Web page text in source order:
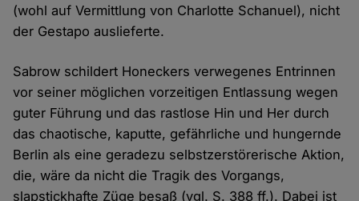
(wohl auf Vermittlung von Charlotte Schanuel), nicht
der Gestapo auslieferte.
Sabrow schildert Honeckers verwegenes Entrinnen
vor seiner möglichen vorzeitigen Entlassung wegen
guter Führung und das rastlose Hin und Her durch
das chaotische, kaputte, gefährliche und hungernde
Berlin als eine geradezu selbstzerstörerische Aktion,
die, wäre da nicht die Tragik des Vorgangs,
slapstickhafte Züge besaß (vgl. S. 388 ff.). Dabei ist